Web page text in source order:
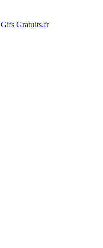
Gifs Gratuits.fr